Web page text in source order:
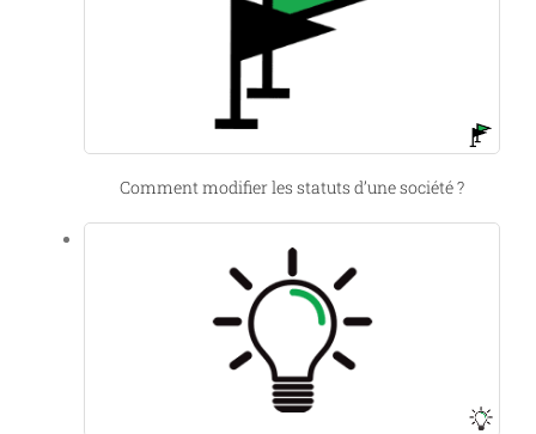
Comment modifier les statuts d’une société ?